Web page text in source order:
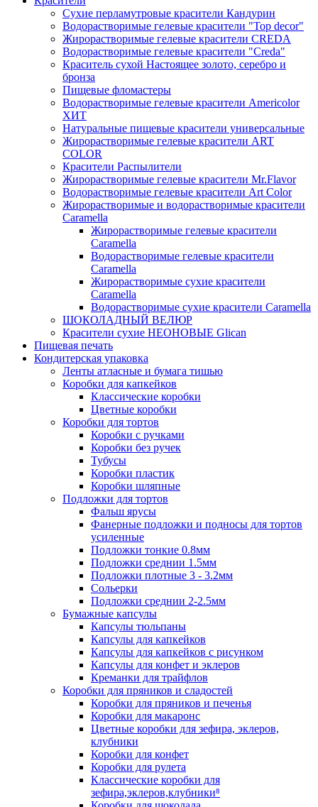
Сухие перламутровые красители Кандурин
Водорастворимые гелевые красители "Top decor"
Жирорастворимые гелевые красители CREDA
Водорастворимые гелевые красители "Creda"
Краситель сухой Настоящее золото, серебро и
бронза
Пищевые фломастеры
Водорастворимые гелевые красители Americolor
ХИТ
Натуральные пищевые красители универсальные
Жирорастворимые гелевые красители ART
COLOR
Красители Распылители
Жирорастворимые гелевые красители Mr.Flavor
Водорастворимые гелевые красители Art Color
Жирорастворимые и водорастворимые красители
Caramella
Жирорастворимые гелевые красители
Caramella
Водорастворимые гелевые красители
Caramella
Жирорастворимые сухие красители
Caramella
Водорастворимые сухие красители Caramella
ШОКОЛАДНЫЙ ВЕЛЮР
Красители сухие НЕОНОВЫЕ Glican
Пищевая печать
Кондитерская упаковка
Ленты атласные и бумага тишью
Коробки для капкейков
Классические коробки
Цветные коробки
Коробки для тортов
Коробки с ручками
Коробки без ручек
Тубусы
Коробки пластик
Коробки шляпные
Подложки для тортов
Фальш ярусы
Фанерные подложки и подносы для тортов
усиленные
Подложки тонкие 0.8мм
Подложки среднии 1.5мм
Подложки плотные 3 - 3.2мм
Сольерки
Подложки среднии 2-2.5мм
Бумажные капсулы
Капсулы тюльпаны
Капсулы для капкейков
Капсулы для капкейков с рисунком
Капсулы для конфет и эклеров
Креманки для трайфлов
Коробки для пряников и сладостей
Коробки для пряников и печенья
Коробки для макаронс
Цветные коробки для зефира, эклеров,
клубники
Коробки для конфет
Коробки для рулета
Классические коробки для
зефира,эклеров,клубники⁸